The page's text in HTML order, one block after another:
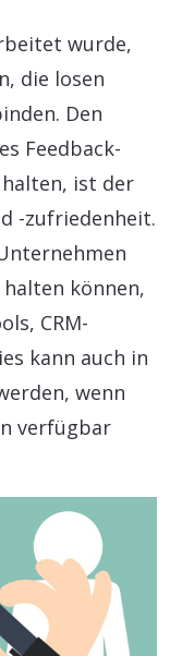
wurde,
die losen
Den
Feedback-
ist der
-zufriedenheit.
können,
CRM-
kann auch in
wenn
verfügbar